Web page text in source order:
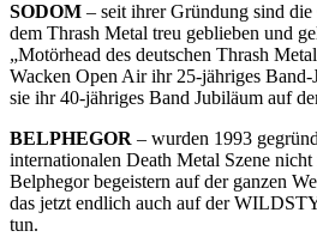
SODOM – seit ihrer Gründung sind
dem Thrash Metal treu geblieben und
„Motörhead des deutschen Thrash
Wacken Open Air ihr 25-jähriges
sie ihr 40-jähriges Band Jubiläum auf
BELPHEGOR – wurden 1993
internationalen Death Metal Szene
Belphegor begeistern auf der ganzen
das jetzt endlich auch auf der
tun.